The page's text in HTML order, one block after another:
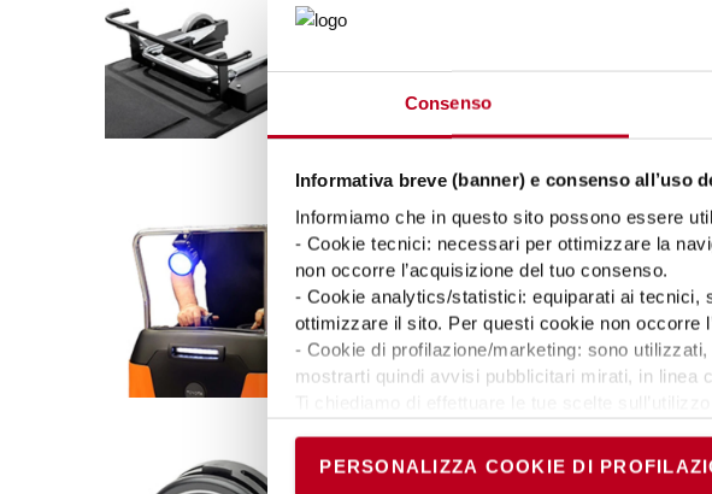
Consenso
Informativa breve (banner) e consenso all’uso
Informiamo che in questo sito possono essere
- Cookie tecnici: necessari per ottimizzare la
non occorre l’acquisizione del tuo consenso.
- Cookie analytics/statistici: equiparati ai tecnici,
ottimizzare il sito. Per questi cookie non occorre
- Cookie di profilazione/marketing: sono
mostrarti quindi avvisi pubblicitari mirati, in linea
permanere dei soli cookie tecnici ed analytics,
scelte in qualsiasi momento, accedendo al link
PERSONALIZZA COOKIE DI
L'esclusivo sistema di aggancio della Toyota
Optio serie N rende il fissaggio e lo sgancio
Caratteristiche di sicurezza
Sono disponibili caratteristiche di sicurezza
opzionali come diversi tipi di luci di
inclusa la luce blu a LED, e cicalini di
Display informativo